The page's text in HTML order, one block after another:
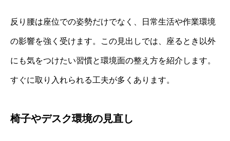
反り腰は座位での姿勢だけでなく、日常生活や作業環境
の影響を強く受けます。この見出しでは、座るとき以外
にも気をつけたい習慣と環境面の整え方を紹介します。
すぐに取り入れられる工夫が多くあります。
椅子やデスク環境の見直し